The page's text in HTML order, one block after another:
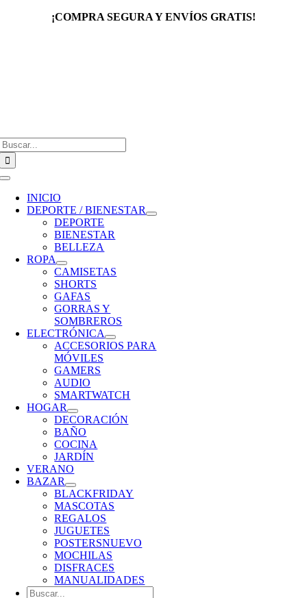
¡COMPRA SEGURA Y ENVÍOS GRATIS!
Toggle
Navigation
INICIO
DEPORTE / BIENESTAR
DEPORTE
BIENESTAR
BELLEZA
ROPA
CAMISETAS
SHORTS
GAFAS
GORRAS Y
SOMBREROS
ELECTRÓNICA
ACCESORIOS PARA
MÓVILES
GAMERS
AUDIO
SMARTWATCH
HOGAR
DECORACIÓN
BAÑO
COCINA
JARDÍN
VERANO
BAZAR
BLACKFRIDAY
MASCOTAS
REGALOS
JUGUETES
POSTERSNUEVO
MOCHILAS
DISFRACES
MANUALIDADES
Buscar: